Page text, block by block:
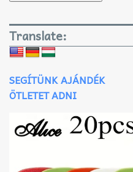
Translate:
SEGÍTÜNK AJÁNDÉK
ÖTLETET ADNI